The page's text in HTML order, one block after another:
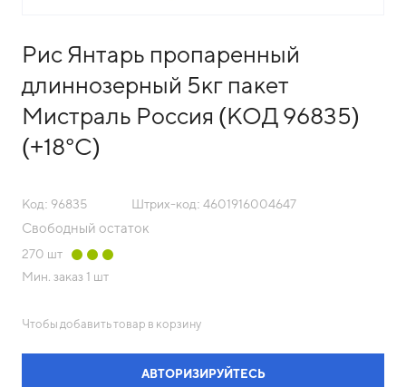
Рис Янтарь пропаренный
длиннозерный 5кг пакет
Мистраль Россия (КОД 96835)
(+18°С)
Код: 96835 Штрих-код: 4601916004647
Свободный остаток
270 шт
Мин. заказ 1 шт
Чтобы добавить товар в корзину
АВТОРИЗИРУЙТЕСЬ